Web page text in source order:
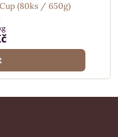
(80ks / 650g)